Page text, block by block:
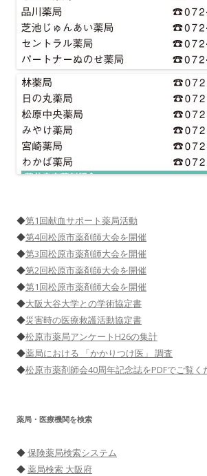
◆第1回献血サポート薬局活動
◆第4回松原市薬剤師大会を開催
◆第3回松原市薬剤師大会を開催
◆第2回松原市薬剤師大会を開催
◆第1回松原市薬剤師大会を開催
◆大阪大谷大学との学術協定書
◆災害時の医療救護活動協定書
◆松原市薬局アンケートH26の集計
◆薬局における 「かかりつけ医」 調査
◆松原市薬剤師会40周年記念誌をPDFでご覧く
薬局・医療機関を検索
◆保険薬局検索システム
◆薬局検索 大阪府